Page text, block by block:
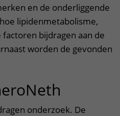
en de onderliggende
lipidenmetabolisme,
bijdragen aan de
worden de gevonden
onderzoek. De